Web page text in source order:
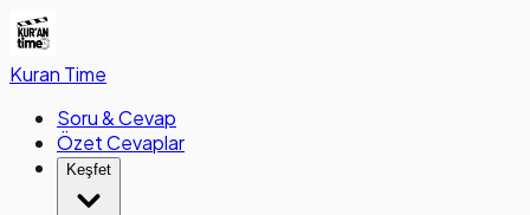
Kuran Time
Soru & Cevap
Özet Cevaplar
Keşfet